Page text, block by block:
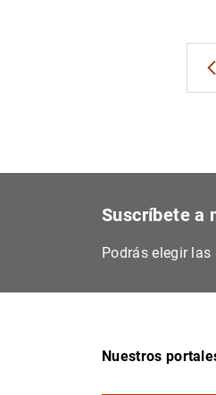
Suscríbete a
Podrás elegir
Nuestros